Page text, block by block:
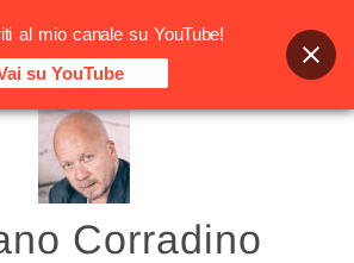
Corradino
al mio canale su YouTube!
su YouTube